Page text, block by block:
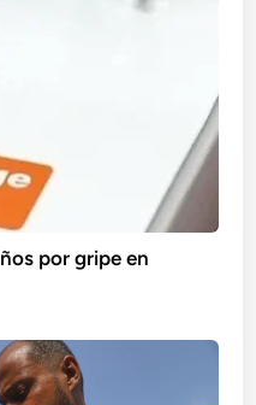
por gripe en